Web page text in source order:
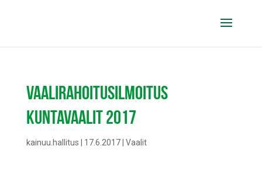
VAALIRAHOITUSILMOITUS
KUNTAVAALIT 2017
kainuu.hallitus 17.6.2017| Vaalit